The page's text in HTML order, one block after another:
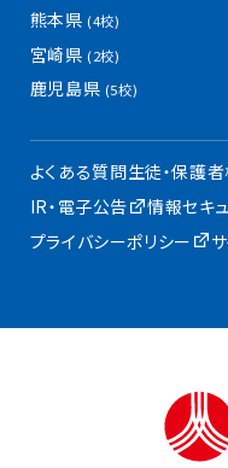
熊本県(4校)
宮崎県(2校)
鹿児島県 (5校)
よくある質問生徒・保護
IR・電子公告
情報セキ
プライバシーポリシー